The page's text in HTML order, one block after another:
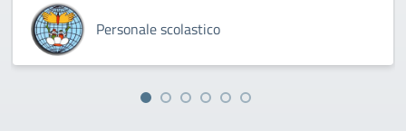
Personale scolastico